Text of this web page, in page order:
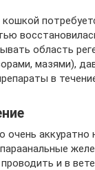
область
мазями),
в
очень
и в